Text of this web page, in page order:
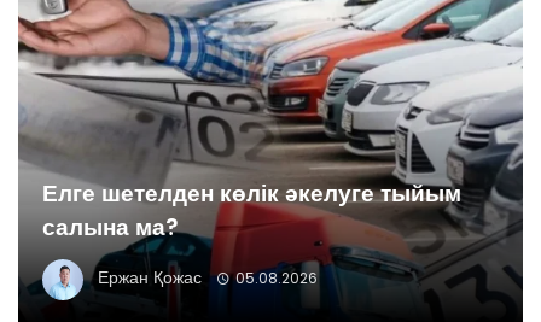
Елге шетелден көлік әкелуге тыйым
салына ма?
Ержан Қожас 05.08.2026